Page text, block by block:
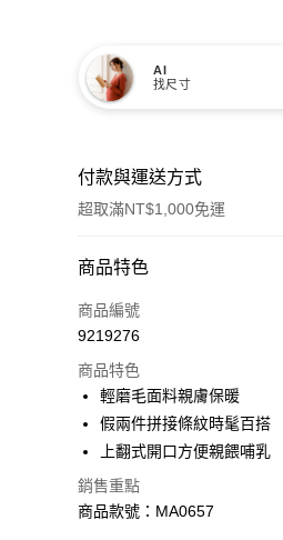
AI
找尺寸
付款與運送方式
超取滿NT$1,000免運
付款方式
信用卡一次付款
超商取貨付款
LINE Pay
商品特色
商品編號
9219276
商品特色
輕磨毛面料親膚保暖
假兩件拼接條紋時髦百搭
上翻式開口方便親餵哺乳
銷售重點
商品款號：MA0657